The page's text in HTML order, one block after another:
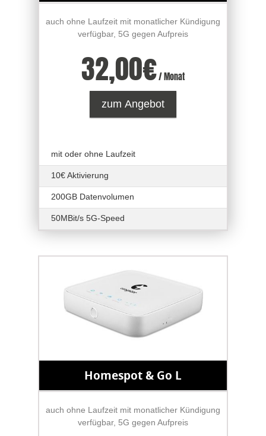
auch ohne Laufzeit mit monatlicher Kündigung
verfügbar, 5G gegen Aufpreis
32,00€/ Monat
zum Angebot
mit oder ohne Laufzeit
10€ Aktivierung
200GB Datenvolumen
50MBit/s 5G-Speed
Homespot & Go L
auch ohne Laufzeit mit monatlicher Kündigung
verfügbar, 5G gegen Aufpreis